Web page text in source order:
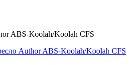
ABS-Koolah/Koolah CFS